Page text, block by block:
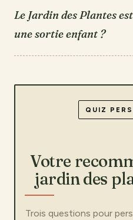
Le Jardin des Plantes
une sortie enfant ?
QUIZ
Votre
jardin des
Trois questions pour